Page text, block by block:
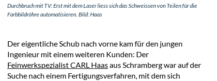
Durchbruch mit TV: Erst mit dem Laser liess sich das Schweissen von Teilen für die
Farbbildröhre automatisieren. Bild: Haas
Der eigentliche Schub nach vorne kam für den jungen
Ingenieur mit einem weiteren Kunden: Der
Feinwerkspezialist CARL Haasaus Schramberg war auf der
Suche nach einem Fertigungsverfahren, mit dem sich